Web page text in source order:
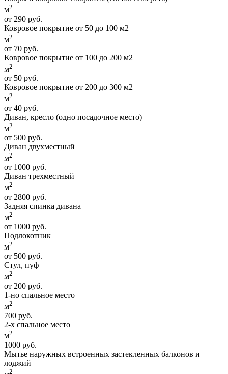
м2
от 290 руб.
Ковровое покрытие от 50 до 100 м2
м2
от 70 руб.
Ковровое покрытие от 100 до 200 м2
м2
от 50 руб.
Ковровое покрытие от 200 до 300 м2
м2
от 40 руб.
Диван, кресло (одно посадочное место)
м2
от 500 руб.
Диван двухместный
м2
от 1000 руб.
Диван трехместный
м2
от 2800 руб.
Задняя спинка дивана
м2
от 1000 руб.
Подлокотник
м2
от 500 руб.
Стул, пуф
м2
от 200 руб.
1-но спальное место
м2
700 руб.
2-х спальное место
м2
1000 руб.
Мытье наружных встроенных застекленных балконов и
лоджий
2